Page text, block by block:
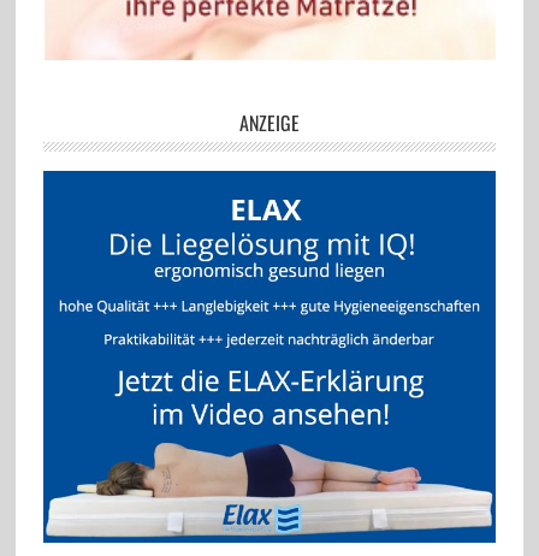
ANZEIGE